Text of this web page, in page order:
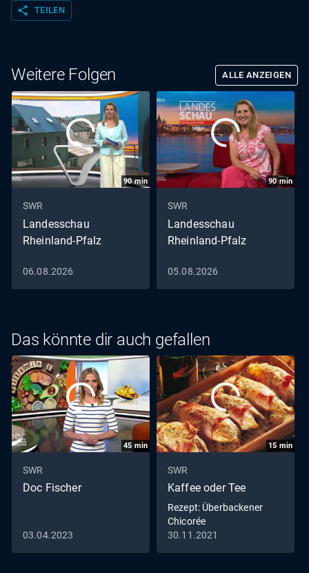
share TEILEN
Weitere Folgen ALLE ANZEIGEN
90min
SWR
Landesschau
Rheinland-Pfalz
06.08.2026
90min
SWR
Landesschau
Rheinland-Pfalz
05.08.2026
Das könnte dir auch gefallen
45 min
SWR
Doc Fischer
03.04.2023
15 min
SWR
Kaffee oder Tee
Rezept: Überbackener
Chicorée
30.11.2021